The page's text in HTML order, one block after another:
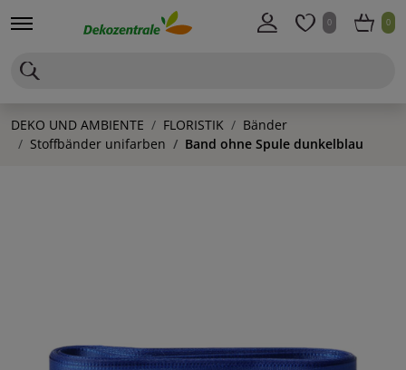
0 0
DEKO UND AMBIENTE FLORISTIK
Bänder
Stoffbänder unifarben
Band ohne Spule dunkelblau